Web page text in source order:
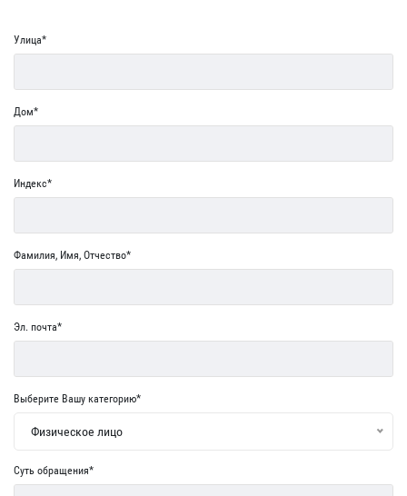
Улица*
Дом*
Индекс*
Фамилия, Имя, Отчество*
Эл. почта*
Выберите Вашу категорию*
Физическое лицо
Суть обращения*